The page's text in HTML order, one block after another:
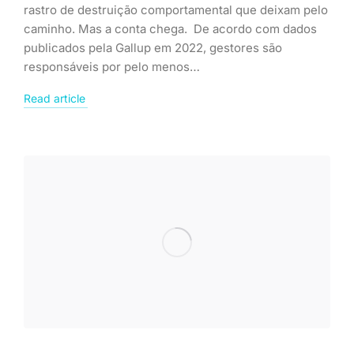
rastro de destruição comportamental que deixam pelo
caminho. Mas a conta chega. De acordo com dados
publicados pela Gallup em 2022, gestores são
responsáveis por pelo menos…
Read article